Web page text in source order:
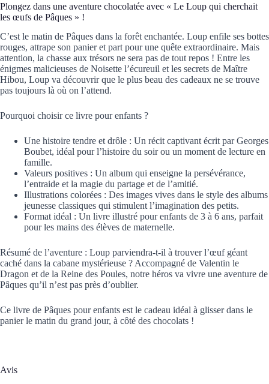
Plongez dans une aventure chocolatée avec « Le Loup qui cherchait
les œufs de Pâques » !
C’est le matin de Pâques dans la forêt enchantée. Loup enfile ses bottes
rouges, attrape son panier et part pour une quête extraordinaire. Mais
attention, la chasse aux trésors ne sera pas de tout repos ! Entre les
énigmes malicieuses de Noisette l’écureuil et les secrets de Maître
Hibou, Loup va découvrir que le plus beau des cadeaux ne se trouve
pas toujours là où on l’attend.
Pourquoi choisir ce livre pour enfants ?
Une histoire tendre et drôle : Un récit captivant écrit parGeorges
Boubet, idéal pour l’histoire du soirou un moment de lecture en
famille.
Valeurs positives : Un album qui enseigne la persévérance,
l’entraide et la magie du partage et de l’amitié.
Illustrations colorées : Des images vives dans le style des albums
jeunesse classiques qui stimulent l’imagination des petits.
Format idéal : Un livre illustré pour enfants de 3 à 6 ans, parfait
pour les mains des élèves de maternelle.
Résumé de l’aventure : Loup parviendra-t-il à trouver l’œuf géant
caché dans la cabane mystérieuse ? Accompagné de Valentin le
Dragon et de la Reine des Poules, notre héros va vivre une aventure de
Pâques qu’il n’est pas près d’oublier.
Ce livre de Pâques pour enfants est le cadeau idéal à glisser dans le
panier le matin du grand jour, à côté des chocolats !
Avis